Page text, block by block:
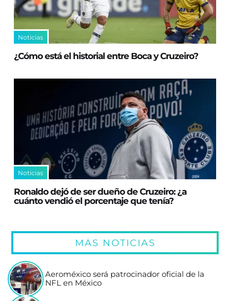
Noticias
¿Cómo está el historial entre Boca y Cruzeiro?
Noticias
Ronaldo dejó de ser dueño de Cruzeiro: ¿a
cuánto vendió el porcentaje que tenía?
MÁS NOTICIAS
Aeroméxico será patrocinador oficial de la
NFL en México